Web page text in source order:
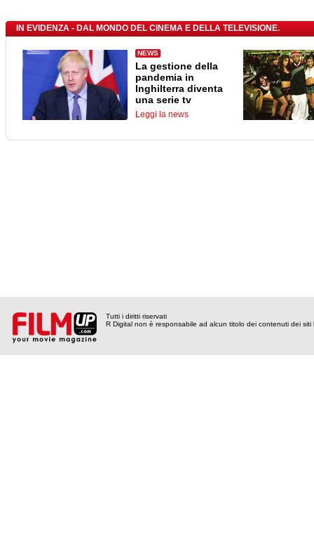
IN EVIDENZA - DAL MONDO DEL CINEMA E DELLA TELEVISIONE.
NEWS
La gestione della
pandemia in
Inghilterra diventa
una serie tv
Leggi la news
Tutti i diritti riservati
R Digital non è responsabile ad alcun titolo dei contenuti dei siti